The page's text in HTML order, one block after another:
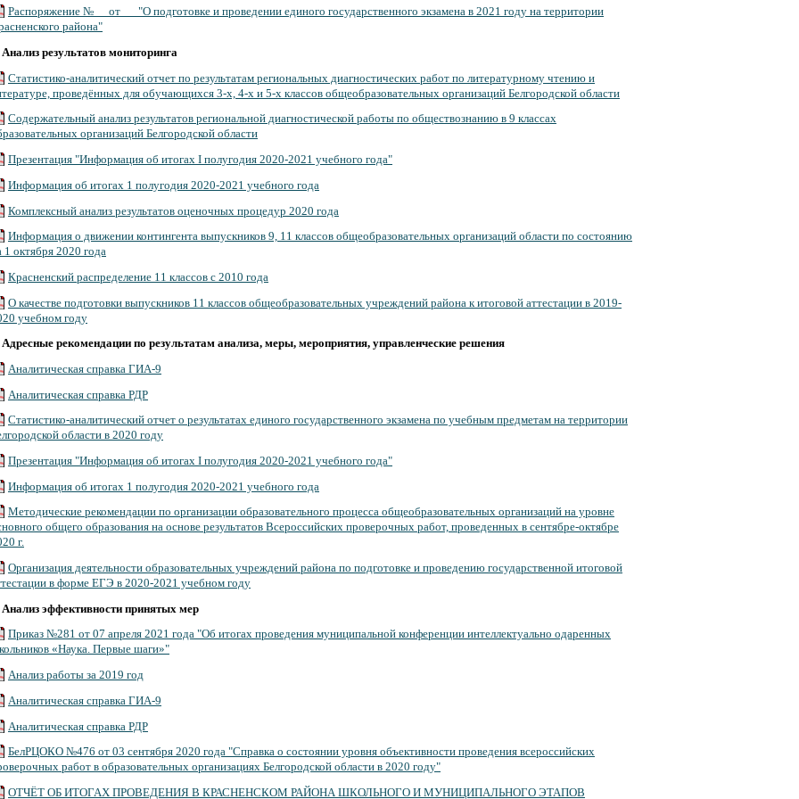
Распоряжение №__ от __ "О подготовке и проведении единого государственного экзамена в 2021 году на территории
района"
Анализ результатов мониторинга
Статистико-аналитический отчет по результатам региональных диагностических работ по литературному чтению и
проведённых для обучающихся 3-х, 4-х и 5-х классов общеобразовательных организаций Белгородской области
Содержательный анализ результатов региональной диагностической работы по обществознанию в 9 классах
организаций Белгородской области
Презентация "Информация об итогах I полугодия 2020-2021 учебного года"
Информация об итогах 1 полугодия 2020-2021 учебного года
Комплексный анализ результатов оценочных процедур 2020 года
Информация о движении контингента выпускников 9, 11 классов общеобразовательных организаций области по состоянию
1 октября 2020 года
Красненский распределение 11 классов с 2010 года
О качестве подготовки выпускников 11 классов общеобразовательных учреждений района к итоговой аттестации в 2019-
учебном году
Адресные рекомендации по результатам анализа, меры, мероприятия, управленческие решения
Аналитическая справка ГИА-9
Аналитическая справка РДР
Статистико-аналитический отчет о результатах единого государственного экзамена по учебным предметам на территории
области в 2020 году
Презентация "Информация об итогах I полугодия 2020-2021 учебного года"
Информация об итогах 1 полугодия 2020-2021 учебного года
Методические рекомендации по организации образовательного процесса общеобразовательных организаций на уровне
общего образования на основе результатов Всероссийских проверочных работ, проведенных в сентябре-октябре
г.
Организация деятельности образовательных учреждений района по подготовке и проведению государственной итоговой
в форме ЕГЭ в 2020-2021 учебном году
Анализ эффективности принятых мер
Приказ №281 от 07 апреля 2021 года "Об итогах проведения муниципальной конференции интеллектуально одаренных
«Наука. Первые шаги»"
Анализ работы за 2019 год
Аналитическая справка ГИА-9
Аналитическая справка РДР
БелРЦОКО №476 от 03 сентября 2020 года "Справка о состоянии уровня объективности проведения всероссийских
работ в образовательных организациях Белгородской области в 2020 году"
ОТЧЁТ ОБ ИТОГАХ ПРОВЕДЕНИЯ В КРАСНЕНСКОМ РАЙОНА ШКОЛЬНОГО И МУНИЦИПАЛЬНОГО ЭТАПОВ